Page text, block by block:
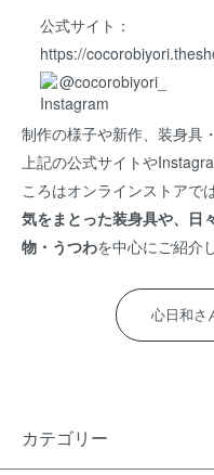
公式サイト：
https://
@cocorobiyori_
制作の様子や新作、装身具
上記の公式サイトや
ころはオンラインストアで
気をまとった装身具や、日
物・うつわを中心にご紹介
心日和さ
カテゴリー